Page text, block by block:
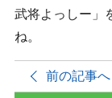
武将よっしー」
ね。
前の記事へ